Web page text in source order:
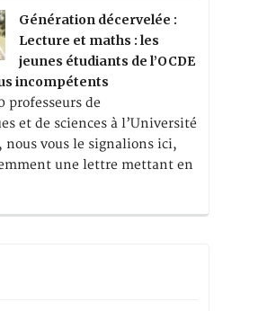
Génération décervelée :
Lecture et maths : les
jeunes étudiants de l’OCDE
incompétents
professeurs de
et de sciences à l’Université
nous vous le signalions ici,
une lettre mettant en